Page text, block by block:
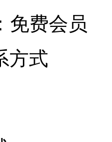
免费会员
方式